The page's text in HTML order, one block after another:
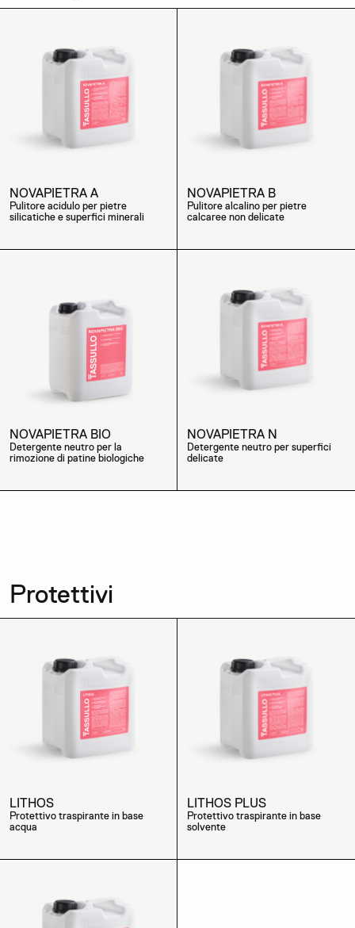
NOVAPIETRA A
Pulitore acidulo per pietre
silicatiche e superfici minerali
NOVAPIETRA B
Pulitore alcalino per pietre
calcaree non delicate
NOVAPIETRA BIO
Detergente neutro per la
rimozione di patine biologiche
NOVAPIETRA N
Detergente neutro per superfici
delicate
Protettivi
LITHOS
Protettivo traspirante in base
acqua
LITHOS PLUS
Protettivo traspirante in base
solvente